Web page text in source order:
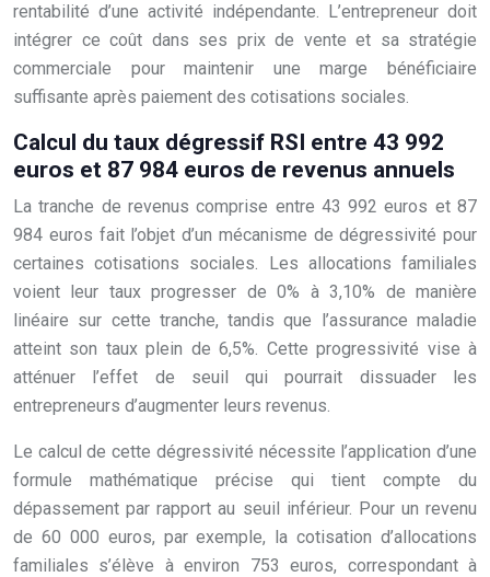
rentabilité d’une activité indépendante. L’entrepreneur doit
intégrer ce coût dans ses prix de vente et sa stratégie
commerciale pour maintenir une marge bénéficiaire
suffisante après paiement des cotisations sociales.
Calcul du taux dégressif RSI entre 43 992
euros et 87 984 euros de revenus annuels
La tranche de revenus comprise entre 43 992 euros et 87
984 euros fait l’objet d’un mécanisme de dégressivité pour
certaines cotisations sociales. Les allocations familiales
voient leur taux progresser de 0% à 3,10% de manière
linéaire sur cette tranche, tandis que l’assurance maladie
atteint son taux plein de 6,5%. Cette progressivité vise à
atténuer l’effet de seuil qui pourrait dissuader les
entrepreneurs d’augmenter leurs revenus.
Le calcul de cette dégressivité nécessite l’application d’une
formule mathématique précise qui tient compte du
dépassement par rapport au seuil inférieur. Pour un revenu
de 60 000 euros, par exemple, la cotisation d’allocations
familiales s’élève à environ 753 euros, correspondant à